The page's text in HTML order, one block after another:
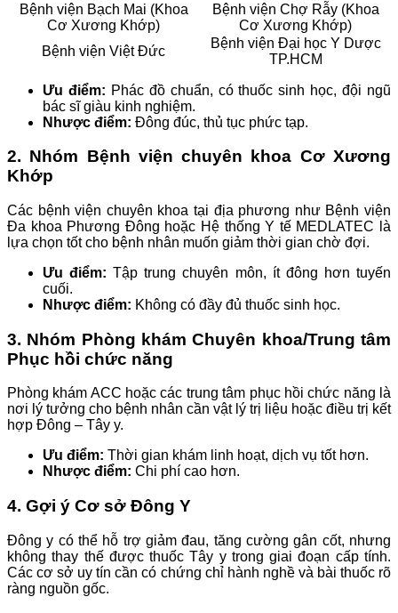
Bệnh viện Bạch Mai (Khoa
Cơ Xương Khớp)
Bệnh viện Chợ Rẫy (Khoa
Cơ Xương Khớp)
Bệnh viện Việt Đức
Bệnh viện Đại học Y Dược
TP.HCM
Ưu điểm: Phác đồ chuẩn, có thuốc sinh học, đội ngũ
bác sĩ giàu kinh nghiệm.
Nhược điểm: Đông đúc, thủ tục phức tạp.
2. Nhóm Bệnh viện chuyên khoa Cơ Xương
Khớp
Các bệnh viện chuyên khoa tại địa phương như Bệnh viện
Đa khoa Phương Đông hoặc Hệ thống Y tế MEDLATEC là
lựa chọn tốt cho bệnh nhân muốn giảm thời gian chờ đợi.
Ưu điểm: Tập trung chuyên môn, ít đông hơn tuyến
cuối.
Nhược điểm: Không có đầy đủ thuốc sinh học.
3. Nhóm Phòng khám Chuyên khoa/Trung tâm
Phục hồi chức năng
Phòng khám ACC hoặc các trung tâm phục hồi chức năng là
nơi lý tưởng cho bệnh nhân cần vật lý trị liệu hoặc điều trị kết
hợp Đông – Tây y.
Ưu điểm: Thời gian khám linh hoạt, dịch vụ tốt hơn.
Nhược điểm: Chi phí cao hơn.
4. Gợi ý Cơ sở Đông Y
Đông y có thể hỗ trợ giảm đau, tăng cường gân cốt, nhưng
không thay thế được thuốc Tây y trong giai đoạn cấp tính.
Các cơ sở uy tín cần có chứng chỉ hành nghề và bài thuốc rõ
ràng nguồn gốc.